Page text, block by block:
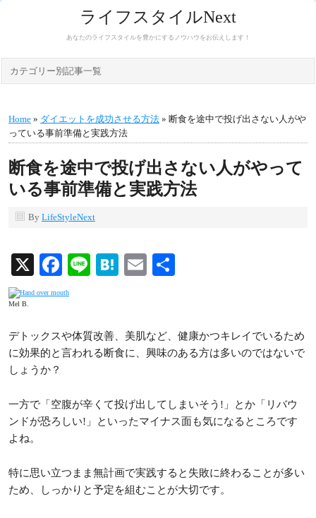
ライフスタイルNext
あなたのライフスタイルを豊かにするノウハウをお伝えします！
カテゴリー別記事一覧
Home » ダイエットを成功させる方法 » 断食を途中で投げ出さない人がや
っている事前準備と実践方法
断食を途中で投げ出さない人がやって
いる事前準備と実践方法
By LifeStyleNext
X Facebook
LineHatenaEmail
Mel B.
デトックスや体質改善、美肌など、健康かつキレイでいるため
に効果的と言われる断食に、興味のある方は多いのではないで
しょうか？
一方で「空腹が辛くて投げ出してしまいそう!」とか「リバウ
ンドが恐ろしい!」といったマイナス面も気になるところです
よね。
特に思い立つまま無計画で実践すると失敗に終わることが多い
ため、しっかりと予定を組むことが大切です。